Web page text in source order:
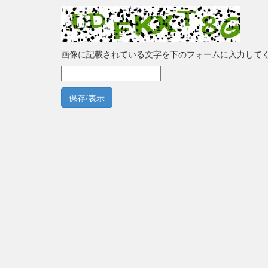
画像に記載されている文字を下のフォームに入力して
保存/表示